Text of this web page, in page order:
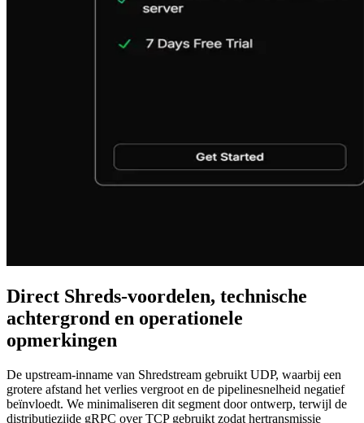
Direct Shreds-voordelen, technische
achtergrond en operationele
opmerkingen
De upstream-inname van Shredstream gebruikt UDP, waarbij een
grotere afstand het verlies vergroot en de pipelinesnelheid negatief
beïnvloedt. We minimaliseren dit segment door ontwerp, terwijl de
distributiezijde gRPC over TCP gebruikt zodat hertransmissie